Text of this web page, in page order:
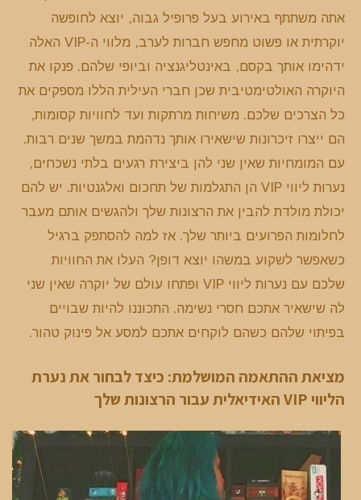
אתה משתתף באירוע בעל פרופיל גבוה, יוצא לחופשה
יוקרתית או פשוט מחפש חברות לערב, מלווי ה-VIP האלה
ידהימו אותך בקסם, באינטליגנציה וביופי שלהם. פנקו את
היוקרה האולטימטיבית שכן חברי העילית הללו מספקים את
כל הצרכים שלכם. משיחות מרתקות ועד לחוויות קסומות,
הם ייצרו זיכרונות שישאירו אותך נדהמת במשך שנים רבות.
עם המומחיות שאין שני להן ביצירת רגעים בלתי נשכחים,
נערות ליווי VIP הן התגלמות של תחכום ואלגנטיות. יש להם
יכולת מולדת להבין את הרצונות שלך ולהגשים אותם מעבר
לחלומות הפרועים ביותר שלך. אז למה להסתפק ברגיל
כשאפשר לשקוע במשהו יוצא דופן? העלו את החוויות
שלכם עם נערות ליווי VIP ופתחו עולם של יוקרה שאין שני
לה שישאיר אתכם חסרי נשימה. התכוננו להיות שבויים
בפיתוי שלהם כשהם לוקחים אתכם למסע אל פינוק טהור.
מציאת ההתאמה המושלמת: כיצד לבחור את נערת
הליווי VIP האידיאלית
עבור הרצונות שלך